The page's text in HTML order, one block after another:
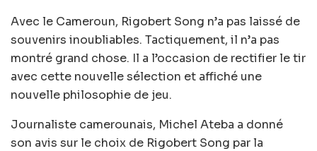
Avec le Cameroun, Rigobert Song n’a pas laissé de
souvenirs inoubliables. Tactiquement, il n’a pas
montré grand chose. Il a l’occasion de rectifier le tir
avec cette nouvelle sélection et affiché une
nouvelle philosophie de jeu.
Journaliste camerounais, Michel Ateba a donné
son avis sur le choix de Rigobert Song par la